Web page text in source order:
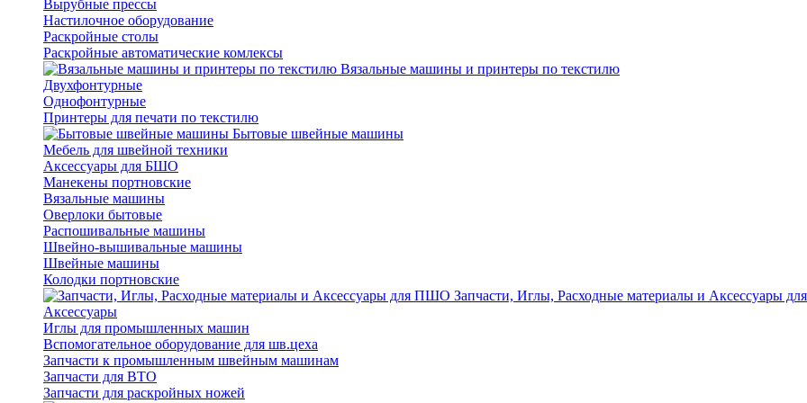
Вырубные прессы
Настилочное оборудование
Раскройные столы
Раскройные автоматические комлексы
Вязальные машины и принтеры по текстилю
Двухфонтурные
Однофонтурные
Принтеры для печати по текстилю
Бытовые швейные машины
Мебель для швейной техники
Аксессуары для БШО
Манекены портновские
Вязальные машины
Оверлоки бытовые
Распошивальные машины
Швейно-вышивальные машины
Швейные машины
Колодки портновские
Запчасти, Иглы, Расходные материалы и Аксессуары
Аксессуары
Иглы для промышленных машин
Вспомогательное оборудование для шв.цеха
Запчасти к промышленным швейным машинам
Запчасти для ВТО
Запчасти для раскройных ножей